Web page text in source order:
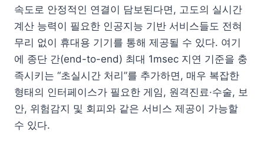
속도로 안정적인 연결이 담보된다면, 고도의 실시간
계산 능력이 필요한 인공지능 기반 서비스들도 전혀
무리 없이 휴대용 기기를 통해 제공될 수 있다. 여기
에 종단 간(end-to-end) 최대 1msec 지연 기준을 충
족시키는 “초실시간 처리”를 추가하면, 매우 복잡한
형태의 인터페이스가 필요한 게임, 원격진료·수술, 보
안, 위험감지 및 회피와 같은 서비스 제공이 가능할
수 있다.